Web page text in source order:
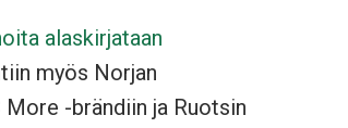
alaskirjataan
myös Norjan
-brändiin ja Ruotsin